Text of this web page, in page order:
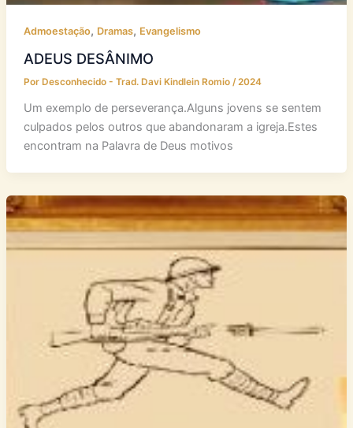
Admoestação, Dramas, Evangelismo
ADEUS DESÂNIMO
Por Desconhecido - Trad. Davi Kindlein Romio /2024
Um exemplo de perseverança.Alguns jovens se sentem
culpados pelos outros que abandonaram a igreja.Estes
encontram na Palavra de Deus motivos